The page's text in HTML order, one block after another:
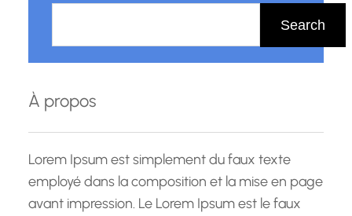
h
r
c
h
Search
À propos
Lorem Ipsum est simplement du faux texte
employé dans la composition et la mise en page
avant impression. Le Lorem Ipsum est le faux